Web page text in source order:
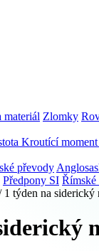
materiál Zlomky
Kroutící moment
převody
Předpony SI Římské
1 týden na siderický